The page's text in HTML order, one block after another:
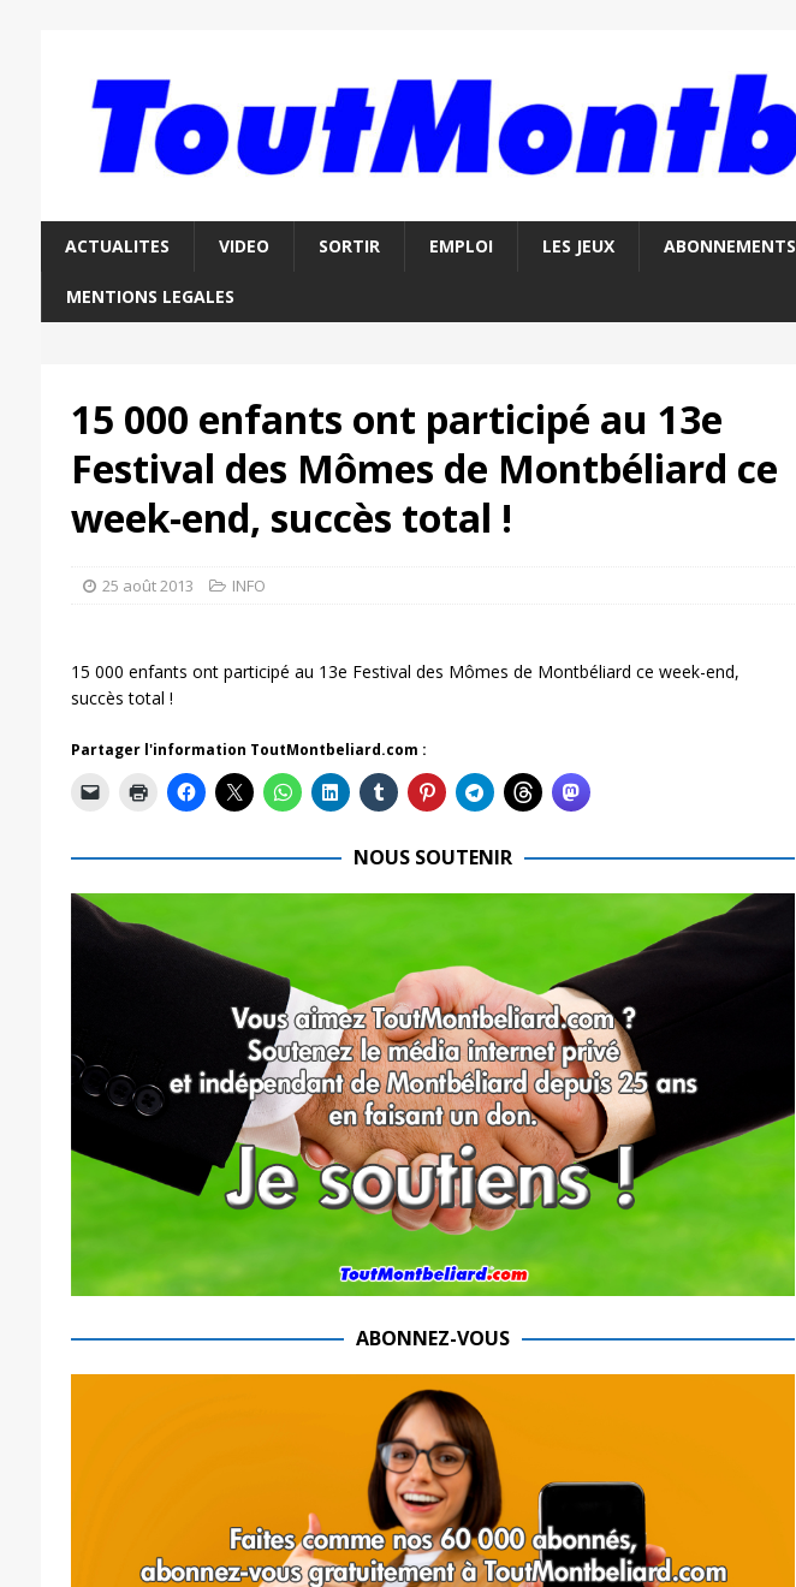
ACTUALITES VIDEO SORTIR EMPLOI LES JEUX ABONNEMENTS
MENTIONS LEGALES
15 000 enfants ont participé au 13e
Festival des Mômes de Montbéliard ce
week-end, succès total !
25 août 2013 INFO
15 000 enfants ont participé au 13e Festival des Mômes de Montbéliard ce week-end,
succès total !
Partager l'information ToutMontbeliard.com :
NOUS SOUTENIR
ABONNEZ-VOUS